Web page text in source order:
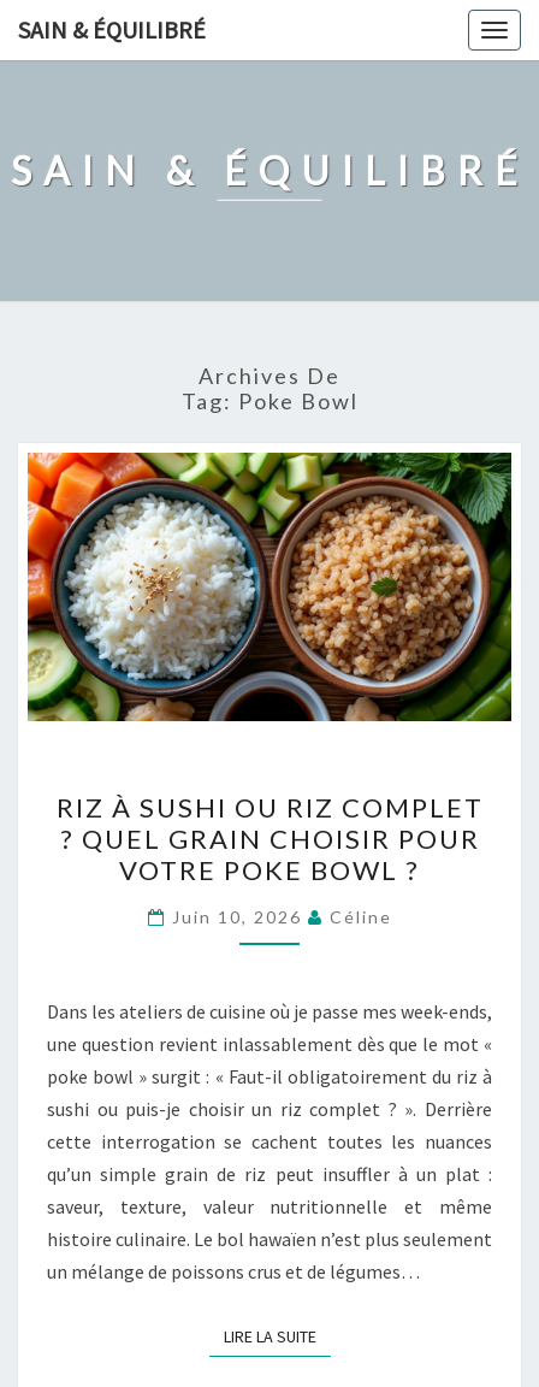
SAIN & ÉQUILIBRÉ
SAIN & ÉQUILIBRÉ
Archives De
Tag: Poke Bowl
À
SUSHI
OU
RIZ
COMPLET
QUEL
GRAIN
CHOISIR
POUR
VOTRE
POKE
BOWL
?
RIZ À SUSHI OU RIZ COMPLET
? QUEL GRAIN CHOISIR POUR
VOTRE POKE BOWL ?
Juin 10, 2026 Céline
Dans les ateliers de cuisine où je passe mes week-ends,
une question revient inlassablement dès que le mot «
poke bowl » surgit : « Faut-il obligatoirement du riz à
sushi ou puis-je choisir un riz complet ? ». Derrière
cette interrogation se cachent toutes les nuances
qu’un simple grain de riz peut insuffler à un plat :
saveur, texture, valeur nutritionnelle et même
histoire culinaire. Le bol hawaïen n’est plus seulement
un mélange de poissons crus et de légumes…
LIRE LA SUITELIRE LA SUITE